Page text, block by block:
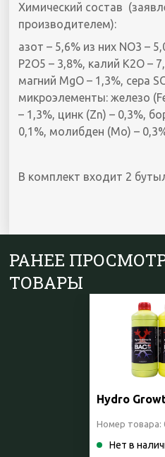
Химический состав
производителем):
азот – 5,6% из них NO3 –
Р2О5 – 3,8%, калий К2О –
магний MgO – 1,3%, сера
микроэлементы: железо
– 1,3%, цинк (Zn) – 0,3%,
0,1%, молибден (Mo) –
В комплект входит 2
РАНЕЕ
ТОВАРЫ
Hydro
Номер товара:
Нет в